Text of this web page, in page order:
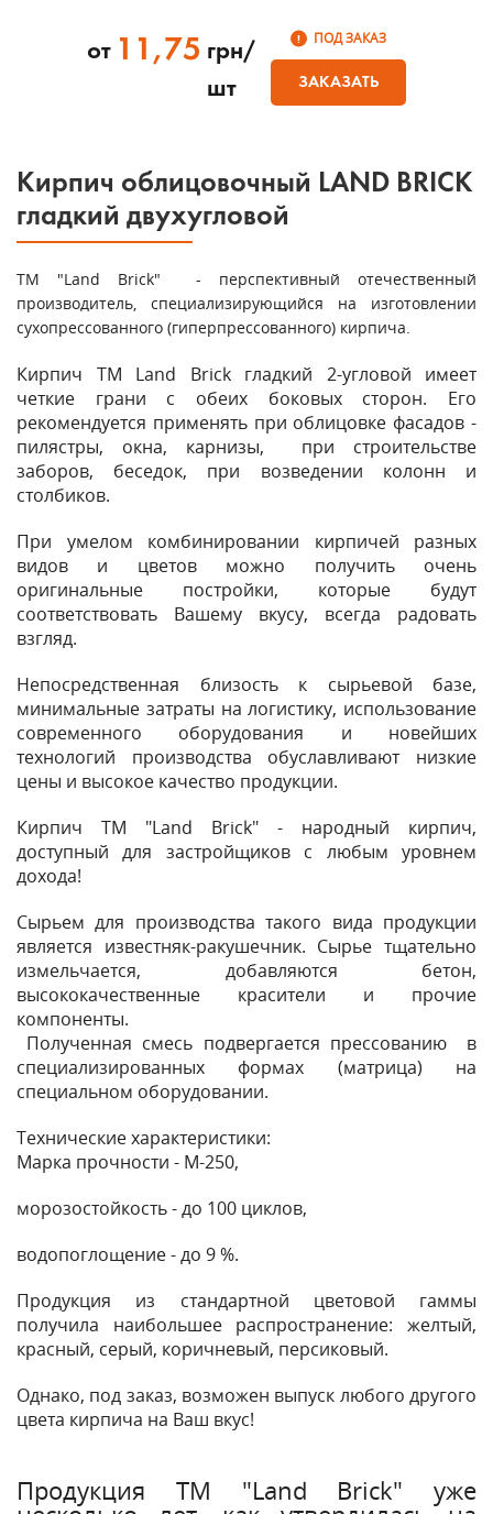
от 11,75 грн/
шт
ПОД ЗАКАЗ
ЗАКАЗАТЬ
Кирпич облицовочный LAND BRICK
гладкий двухугловой
ТМ "Land Brick" - перспективный отечественный
производитель, специализирующийся на изготовлении
сухопрессованного (гиперпрессованного) кирпича.
Кирпич ТМ Land Brick гладкий 2-угловой имеет
четкие грани с обеих боковых сторон. Его
рекомендуется применять при облицовке фасадов -
пилястры, окна, карнизы, при строительстве
заборов, беседок, при возведении колонн и
столбиков.
При умелом комбинировании кирпичей разных
видов и цветов можно получить очень
оригинальные постройки, которые будут
соответствовать Вашему вкусу, всегда радовать
взгляд.
Непосредственная близость к сырьевой базе,
минимальные затраты на логистику, использование
современного оборудования и новейших
технологий производства обуславливают низкие
цены и высокое качество продукции.
Кирпич ТМ "Land Brick" - народный кирпич,
доступный для застройщиков с любым уровнем
дохода!
Сырьем для производства такого вида продукции
является известняк-ракушечник. Сырье тщательно
измельчается, добавляются бетон,
высококачественные красители и прочие
компоненты.
Полученная смесь подвергается прессованию в
специализированных формах (матрица) на
специальном оборудовании.
Технические характеристики:
Марка прочности - М-250,
морозостойкость - до 100 циклов,
водопоглощение - до 9 %.
Продукция из стандартной цветовой гаммы
получила наибольшее распространение: желтый,
красный, серый, коричневый, персиковый.
Однако, под заказ, возможен выпуск любого другого
цвета кирпича на Ваш вкус!
Продукция ТМ "Land Brick" уже